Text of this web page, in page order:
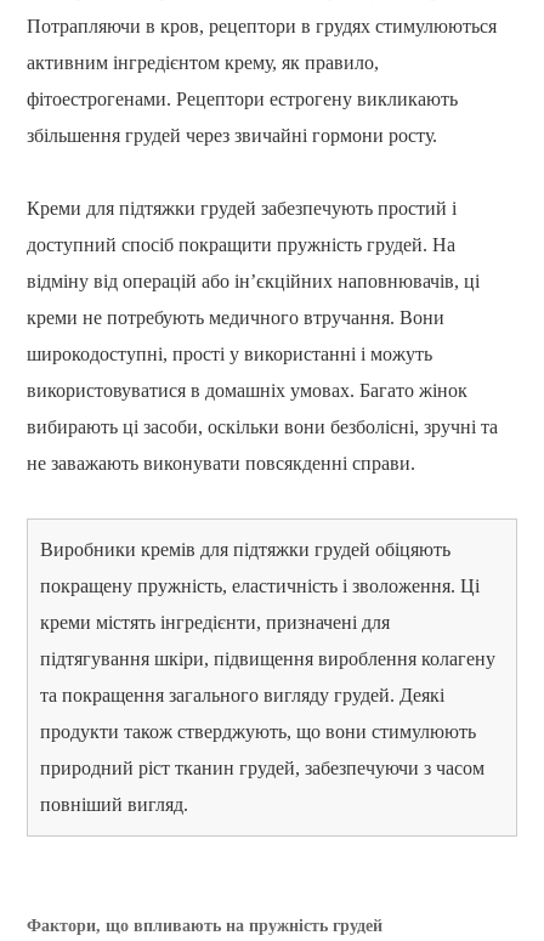
Потрапляючи в кров, рецептори в грудях стимулюються
активним інгредієнтом крему, як правило,
фітоестрогенами. Рецептори естрогену викликають
збільшення грудей через звичайні гормони росту.
Креми для підтяжки грудей забезпечують простий і
доступний спосіб покращити пружність грудей. На
відміну від операцій або ін’єкційних наповнювачів, ці
креми не потребують медичного втручання. Вони
широкодоступні, прості у використанні і можуть
використовуватися в домашніх умовах. Багато жінок
вибирають ці засоби, оскільки вони безболісні, зручні та
не заважають виконувати повсякденні справи.
Виробники кремів для підтяжки грудей обіцяють
покращену пружність, еластичність і зволоження. Ці
креми містять інгредієнти, призначені для
підтягування шкіри, підвищення вироблення колагену
та покращення загального вигляду грудей. Деякі
продукти також стверджують, що вони стимулюють
природний ріст тканин грудей, забезпечуючи з часом
повніший вигляд.
Фактори, що впливають на пружність грудей